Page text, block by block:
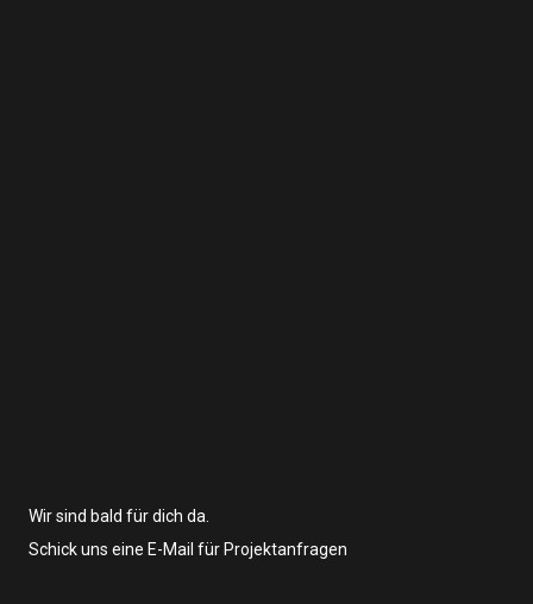
Wir sind bald für dich da.
Schick uns eine E-Mail für Projektanfragen